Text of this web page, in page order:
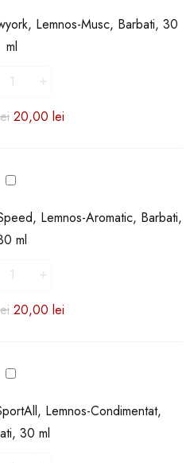
MT02,
Newyork,
Lemnos-
Barbati,
ml
Lemnos-Musc, Barbati, 30
ml
20,00 lei
Parfum
MT07,
Top
Speed,
Aromatic,
30
Lemnos-Aromatic, Barbati,
ml
20,00 lei
Parfum
MT09,
SportAll,
Lemnos-
Lemnos-Condimentat,
30 ml